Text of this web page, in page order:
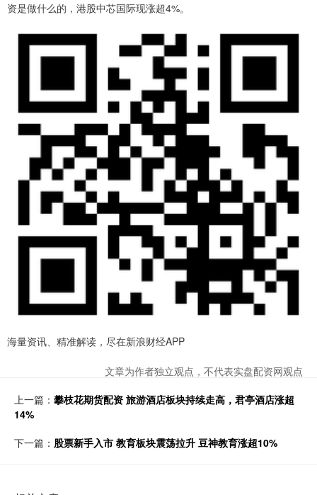
资是做什么的，港股中芯国际现涨超4%。
海量资讯、精准解读，尽在新浪财经APP
文章为作者独立观点，不代表实盘配资网观点
上一篇： 攀枝花期货配资 旅游酒店板块持续走高，君亭酒店涨超
14%
下一篇： 股票新手入市 教育板块震荡拉升 豆神教育涨超10%